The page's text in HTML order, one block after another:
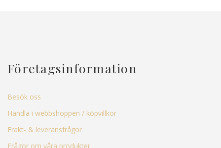
Företagsinformation
Besök oss
Handla i webbshoppen / köpvillkor
Frakt- & leveransfrågor
Frågor om våra produkter